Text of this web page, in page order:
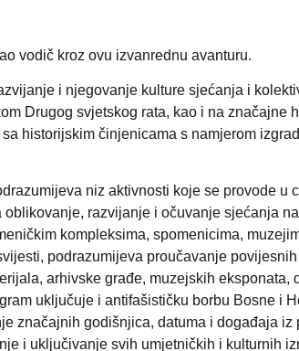
vodič kroz ovu izvanrednu avanturu.
i njegovanje kulture sjećanja i
Drugog svjetskog rata, kao i na značajne
historijskim činjenicama s namjerom
niz aktivnosti koje se provode u
razvijanje i očuvanje sjećanja
kompleksima, spomenicima,
podrazumijeva proučavanje
arhivske građe, muzejskih eksponata,
uključuje i antifašističku borbu Bosne i
značajnih godišnjica, datuma i događaja iz
i uključivanje svih umjetničkih i kulturnih